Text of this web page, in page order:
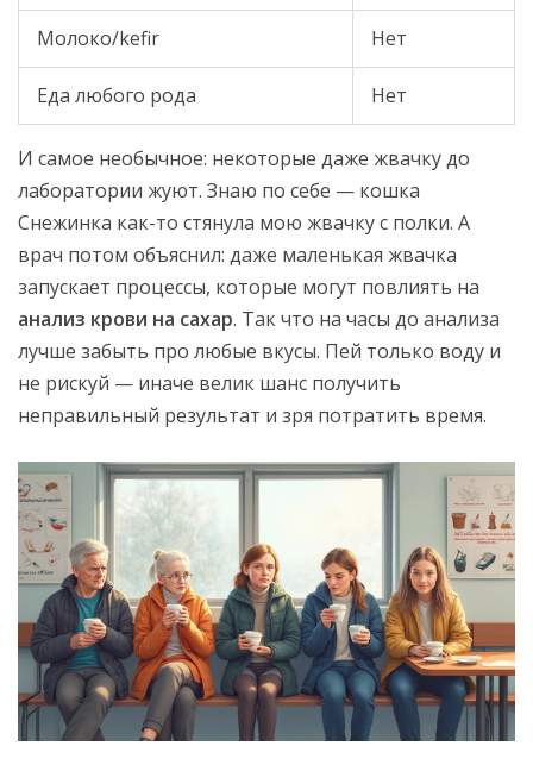
Молоко/kefir Нет
Еда любого рода Нет
И самое необычное: некоторые даже жвачку до
лаборатории жуют. Знаю по себе — кошка
Снежинка как-то стянула мою жвачку с полки. А
врач потом объяснил: даже маленькая жвачка
запускает процессы, которые могут повлиять на
анализ крови на сахар. Так что на часы до анализа
лучше забыть про любые вкусы. Пей только воду и
не рискуй — иначе велик шанс получить
неправильный результат и зря потратить время.